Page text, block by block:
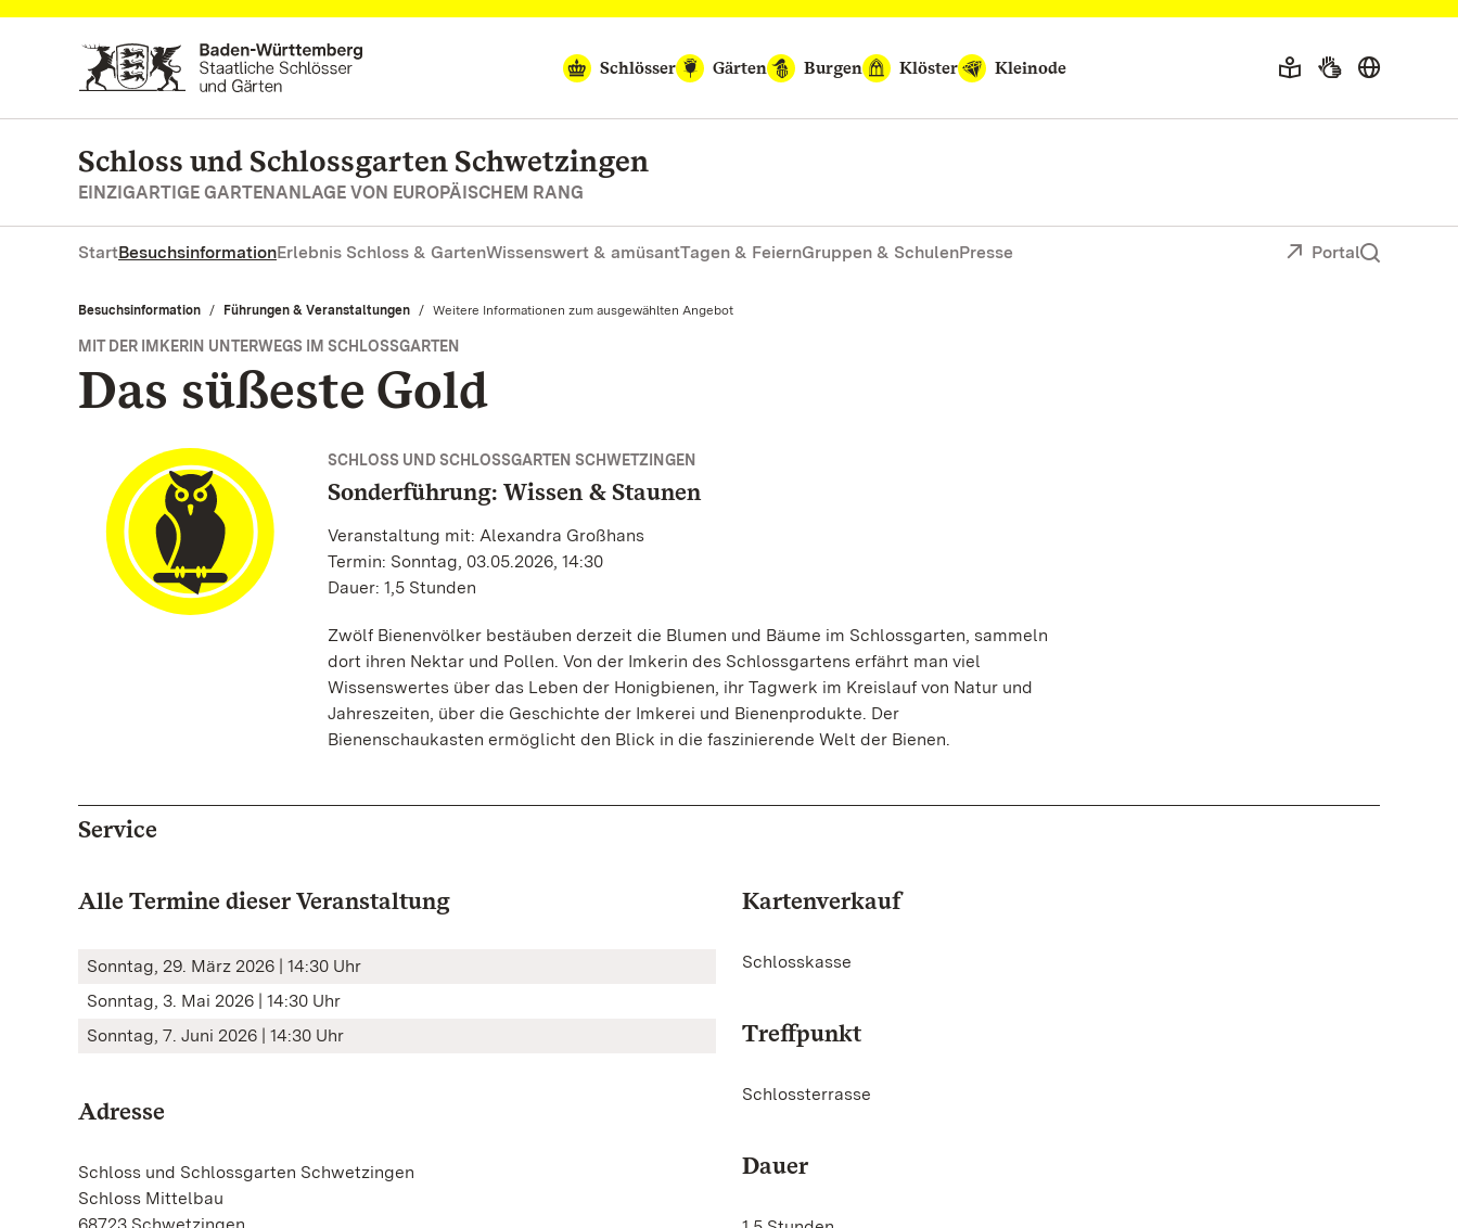
Zum Hauptinhalt springen
Schlösser
Gärten Burgen Klöster Kleinode
Schloss und Schlossgarten Schwetzingen
EINZIGARTIGE GARTENANLAGE VON EUROPÄISCHEM RANG
StartBesuchsinformationErlebnis Schloss & GartenWissenswert & amüsantTagen & FeiernGruppen & SchulenPresse Portal
Besuchsinformation Führungen & Veranstaltungen Aktuell:
Weitere Informationen zum ausgewählten Angebot
MIT DER IMKERIN UNTERWEGS IM SCHLOSSGARTEN
Das süßeste Gold
SCHLOSS UND SCHLOSSGARTEN SCHWETZINGEN
Sonderführung: Wissen & Staunen
Veranstaltung mit: Alexandra Großhans
Termin: Sonntag, 03.05.2026, 14:30
Dauer: 1,5 Stunden
Zwölf Bienenvölker bestäuben derzeit die Blumen und Bäume im Schlossgarten, sammeln
dort ihren Nektar und Pollen. Von der Imkerin des Schlossgartens erfährt man viel
Wissenswertes über das Leben der Honigbienen, ihr Tagwerk im Kreislauf von Natur und
Jahreszeiten, über die Geschichte der Imkerei und Bienenprodukte. Der
Bienenschaukasten ermöglicht den Blick in die faszinierende Welt der Bienen.
Service
Alle Termine dieser Veranstaltung
Sonntag, 29. März 2026 | 14:30 Uhr
Sonntag, 3. Mai 2026 | 14:30 Uhr
Sonntag, 7. Juni 2026 | 14:30 Uhr
Adresse
Schloss und Schlossgarten Schwetzingen
Schloss Mittelbau
Kartenverkauf
Schlosskasse
Treffpunkt
Schlossterrasse
Dauer